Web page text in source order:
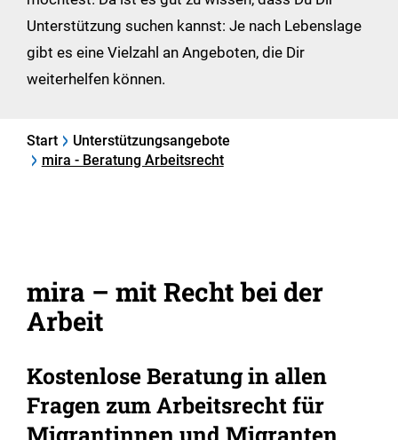
Unterstützung suchen kannst: Je nach Lebenslage
gibt es eine Vielzahl an Angeboten, die Dir
weiterhelfen können.
Start
Unterstützungsangebote
mira - Beratung Arbeitsrecht
mira – mit Recht bei der
Arbeit
Kostenlose Beratung in allen
Fragen zum Arbeitsrecht für